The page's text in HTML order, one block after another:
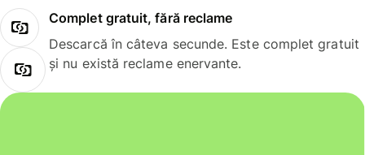
Complet gratuit, fără reclame
Descarcă în câteva secunde. Este complet gratuit
și nu există reclame enervante.